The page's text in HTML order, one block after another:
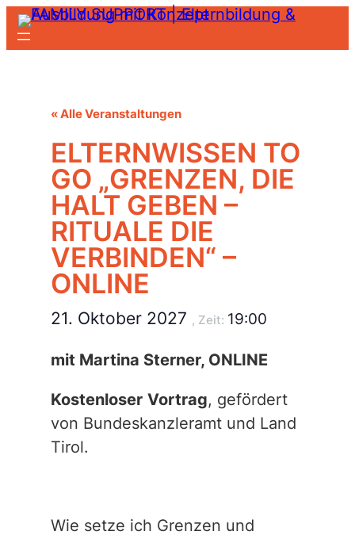
« Alle Veranstaltungen
ELTERNWISSEN TO
GO „GRENZEN, DIE
HALT GEBEN –
RITUALE DIE
VERBINDEN“ –
ONLINE
21. Oktober 2027 , Zeit: 19:00
mit Martina Sterner, ONLINE
Kostenloser Vortrag, gefördert
von Bundeskanzleramt und Land
Tirol.
Wie setze ich Grenzen und